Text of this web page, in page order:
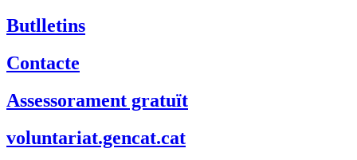
Butlletins
Contacte
Assessorament gratuït
voluntariat.gencat.cat